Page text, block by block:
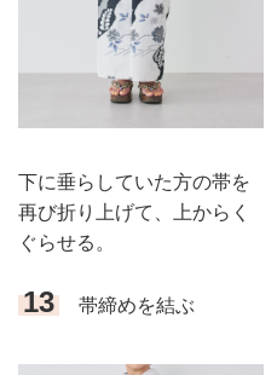
下に垂らしていた方の帯を
再び折り上げて、上からく
ぐらせる。
13 帯締めを結ぶ